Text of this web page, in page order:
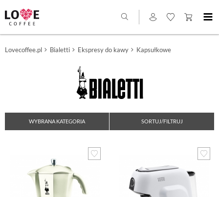
Lovecoffee.pl Bialetti Ekspresy do kawy Kapsułkowe
WYBRANA KATEGORIA SORTUJ/FILTRUJ